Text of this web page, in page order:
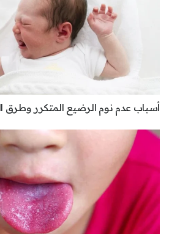
أسباب عدم نوم الرضيع المتكرر وطرق